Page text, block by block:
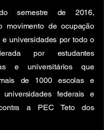
semestre de 2016,
movimento de ocupação
universidades por todo o
por estudantes
e universitários que
de 1000 escolas e
federais e
a PEC Teto dos